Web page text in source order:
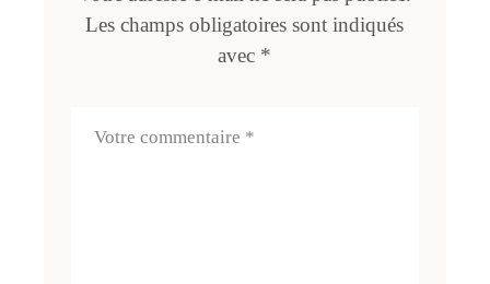
Les champs obligatoires sont indiqués
avec *